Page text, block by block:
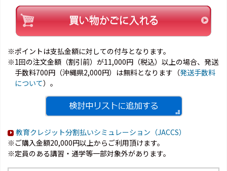
※ポイントは支払金額に対しての付与となります。
※1回の注文金額（割引前）が11,000円（税込）以上の場合、発送
手数料700円（沖縄県2,000円）は無料となります（発送手数料
について）。
教育クレジット分割払いシミュレーション（JACCS）
※ご購入金額20,000円以上からご利用頂けます。
※定員のある講習・通学等一部対象外があります。